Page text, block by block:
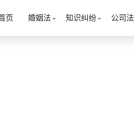
页 婚姻法 知识纠纷 公司法